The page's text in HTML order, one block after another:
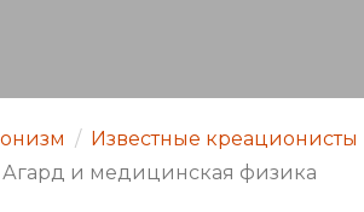
/ Известные креационисты
и медицинская физика